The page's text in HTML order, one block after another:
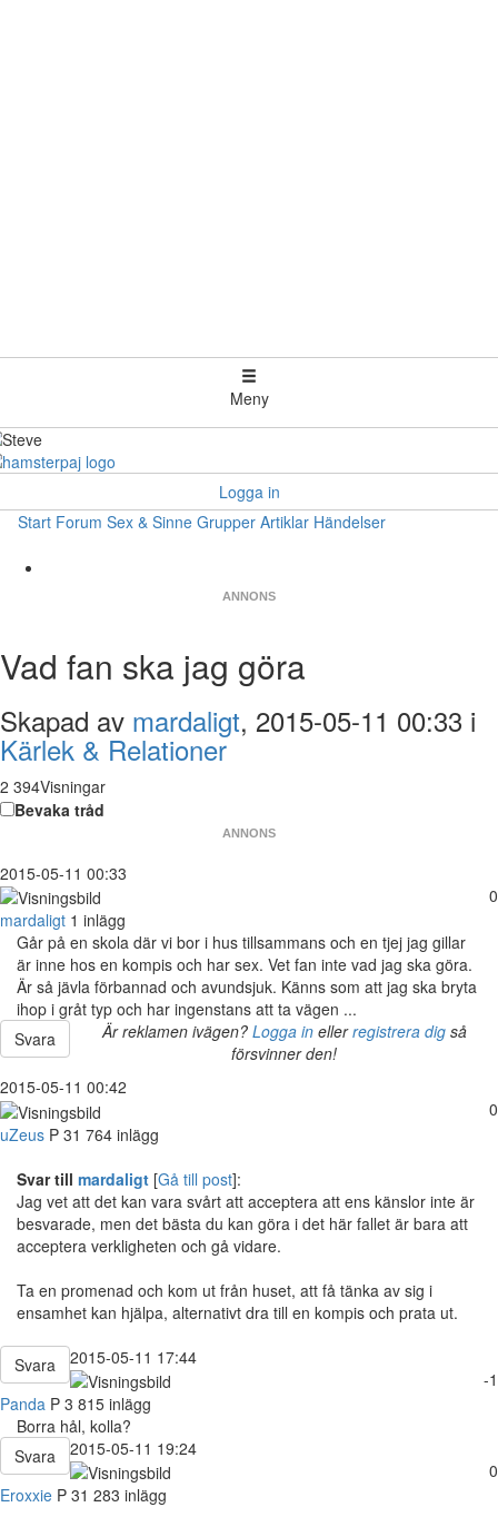
Meny
Logga in
Start Forum Sex & Sinne Grupper Artiklar Händelser
ANNONS
Vad fan ska jag göra
Skapad av mardaligt, 2015-05-11 00:33 i
Kärlek & Relationer
2 394Visningar
Bevaka tråd
ANNONS
2015-05-11 00:33
0
mardaligt 1 inlägg
Går på en skola där vi bor i hus tillsammans och en tjej jag gillar
är inne hos en kompis och har sex. Vet fan inte vad jag ska göra.
Är så jävla förbannad och avundsjuk. Känns som att jag ska bryta
ihop i gråt typ och har ingenstans att ta vägen ...
Svara
Är reklamen ivägen? Logga inellerregistrera digså
försvinner den!
2015-05-11 00:42
0
uZeus P 31 764 inlägg
Svar till mardaligt [Gå till post]:
Jag vet att det kan vara svårt att acceptera att ens känslor inte är
besvarade, men det bästa du kan göra i det här fallet är bara att
acceptera verkligheten och gå vidare.
Ta en promenad och kom ut från huset, att få tänka av sig i
ensamhet kan hjälpa, alternativt dra till en kompis och prata ut.
Svara
2015-05-11 17:44
-1
Panda P 3 815 inlägg
Borra hål, kolla?
Svara
2015-05-11 19:24
0
Eroxxie P 31 283 inlägg